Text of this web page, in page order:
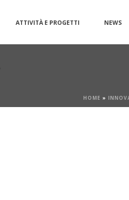
ATTIVITÀ E PROGETTI NEWS
HOME »